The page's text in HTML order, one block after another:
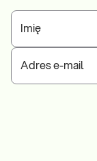
Imię
Adres e-mail